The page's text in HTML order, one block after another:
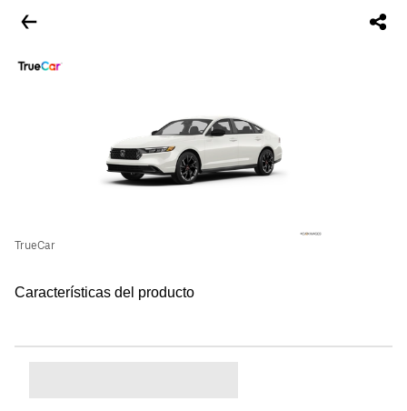
TrueCar
Características del producto